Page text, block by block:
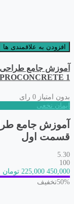
افزودن به علاقمندی ها
آموزش جامع
PROCONCRETE 1
بدون امتیاز 0 رای
ایمان نخعی
آموزش جامع
قسمت اول
5.30
100
450,000 225,000 تومان
50%تخفیف